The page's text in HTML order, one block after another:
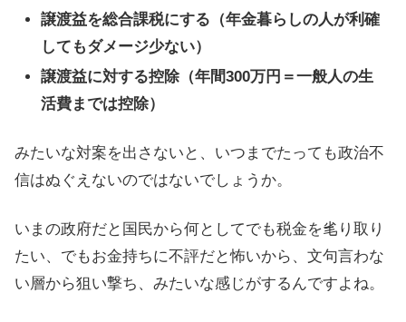
譲渡益を総合課税にする（年金暮らしの人が利確
してもダメージ少ない）
譲渡益に対する控除（年間300万円＝一般人の生
活費までは控除）
みたいな対案を出さないと、いつまでたっても政治不
信はぬぐえないのではないでしょうか。
いまの政府だと国民から何としてでも税金を毟り取り
たい、でもお金持ちに不評だと怖いから、文句言わな
い層から狙い撃ち、みたいな感じがするんですよね。